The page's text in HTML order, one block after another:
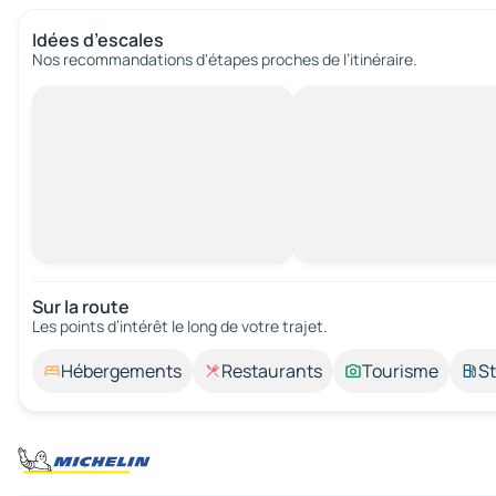
Idées d’escales
Nos recommandations d'étapes proches de l’itinéraire.
Sur la route
Les points d’intérêt le long de votre trajet.
Hébergements Restaurants Tourisme